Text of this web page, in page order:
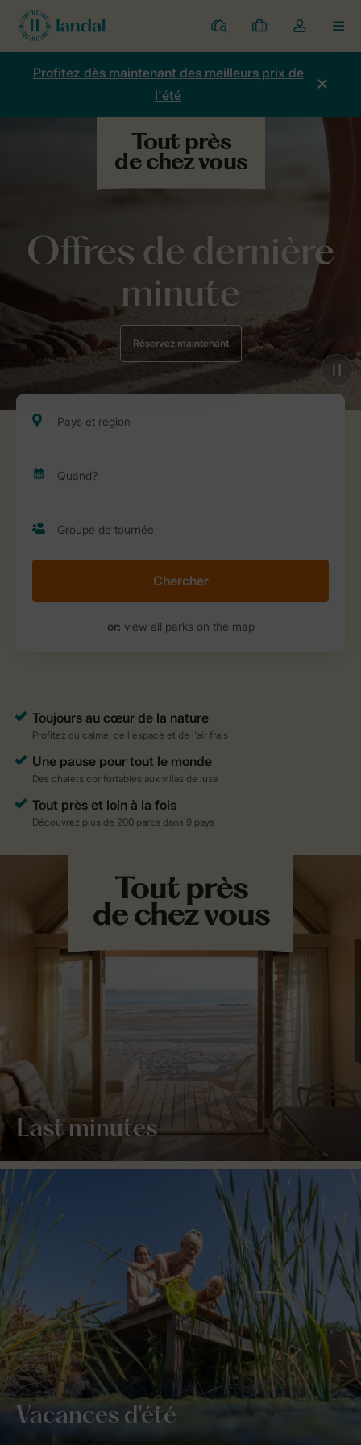
Parcs
Mes
réservations
Toggle
the
my
account
Profitez dès maintenant des meilleurs prix de
l'été
Offres de dernière
minute
Réservez maintenant
Chercher
or: view all parks on the map
Last minutes
Vacances d'été